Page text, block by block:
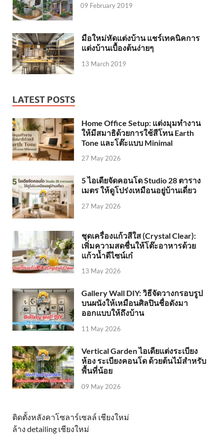
09 February 2019
มือใหม่หัดแต่งบ้าน แชร์เทคนิคการ
แต่งบ้านเบื้องต้นง่ายๆ
13 March 2019
LATEST POSTS
Home Office Setup: แต่งมุมทำงาน
ให้มีสมาธิด้วยการใช้สีโทน Earth
Tone และโต๊ะแบบ Minimal
27 May 2026
5 ไอเดียจัดคอนโด Studio 28 ตาราง
เมตร ให้ดูโปร่งเหมือนอยู่บ้านเดี่ยว
27 May 2026
ชุดเครื่องแก้วสีใส (Crystal Clear):
เพิ่มความสดชื่นให้โต๊ะอาหารด้วย
แก้วน้ำดีไซน์เก๋
13 May 2026
Gallery Wall DIY: วิธีจัดวางกรอบรูป
บนผนังให้เหมือนศิลปินชื่อดังมา
ออกแบบให้ถึงบ้าน
11 May 2026
Vertical Garden ไอเดียแต่งระเบียง
ห้อง ระเบียงคอนโด ด้วยต้นไม้สำหรับ
พื้นที่น้อย
09 May 2026
ติดตั้งหลังคาโซลาร์เซลล์ เชียงใหม่
ล้าง detailing เชียงใหม่